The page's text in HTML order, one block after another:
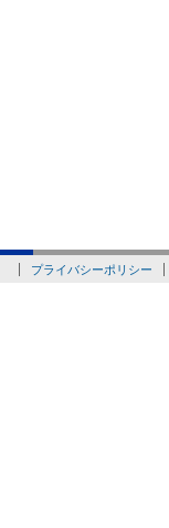
プライバシーポリシー